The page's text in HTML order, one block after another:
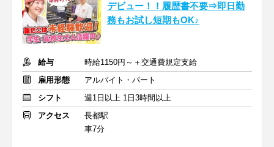
デビュー！！履歴書不要⇒即日勤
務もお試し短期もOK♪
給与
時給1150円～＋交通費規定支給
雇用形態
アルバイト・パート
シフト
週1日以上 1日3時間以上
アクセス
長都駅
車7分